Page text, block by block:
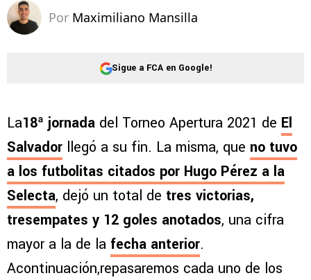
Por Maximiliano Mansilla
Sigue a FCA en Google!
La18ª jornada del Torneo Apertura 2021 de El
Salvador llegó a su fin. La misma, que no tuvo
a los futbolitas citados por Hugo Pérez a la
Selecta, dejó un total de tres victorias,
tresempates y 12 goles anotados, una cifra
mayor a la de la fecha anterior.
Acontinuación,repasaremos cada uno de los